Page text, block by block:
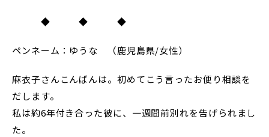
◆ ◆ ◆
ペンネーム：ゆうな （鹿児島県/女性）
麻衣子さんこんばんは。初めてこう言ったお便り相談を
だします。
私は約6年付き合った彼に、一週間前別れを告げられまし
た。